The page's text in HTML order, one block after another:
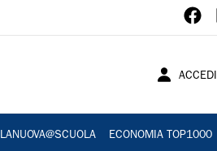
ACCEDI
LANUOVA@SCUOLA ECONOMIA TOP1000